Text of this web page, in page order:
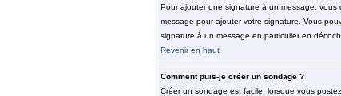
Pour ajouter une signature à un message,
message pour ajouter votre signature. Vous
signature à un message en particulier en
Revenir en haut
Comment puis-je créer un sondage ?
Créer un sondage est facile, lorsque vous